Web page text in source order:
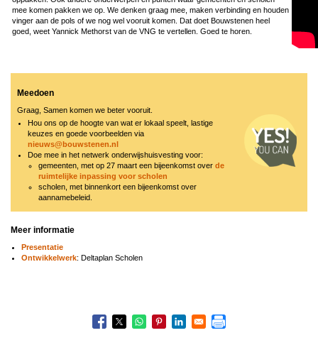
mee komen pakken we op. We denken graag mee, maken verbinding en houden
vinger aan de pols of we nog wel vooruit komen. Dat doet Bouwstenen heel
goed, weet Yannick Methorst van de VNG te vertellen. Goed te horen.
Meedoen
Graag, Samen komen we beter vooruit.
Hou ons op de hoogte van wat er lokaal speelt, lastige
keuzes en goede voorbeelden via
nieuws@bouwstenen.nl
Doe mee in het netwerk onderwijshuisvesting voor:
gemeenten, met op 27 maart een bijeenkomst over de
ruimtelijke inpassing voor scholen
scholen, met binnenkort een bijeenkomst over
aannamebeleid.
Meer informatie
Presentatie
Ontwikkelwerk: Deltaplan Scholen